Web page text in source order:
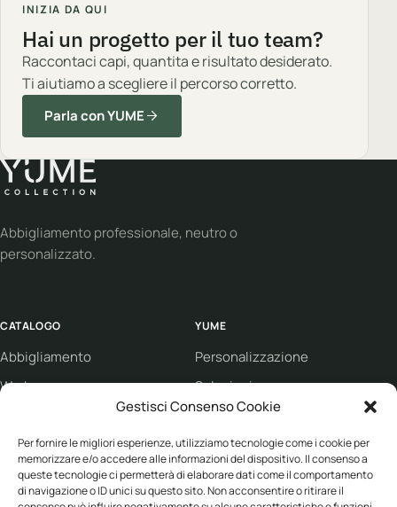
Gestisci Consenso Cookie
Per fornire le migliori esperienze, utilizziamo tecnologie come i cookie per
memorizzare e/o accedere alle informazioni del dispositivo. Il consenso a
queste tecnologie ci permetterà di elaborare dati come il comportamento
di navigazione o ID unici su questo sito. Non acconsentire o ritirare il
INIZIA DA QUI
Hai un progetto per il tuo team?
Raccontaci capi, quantita e risultato desiderato.
Ti aiutiamo a scegliere il percorso corretto.
Parla con YUME
Abbigliamento professionale, neutro o
personalizzato.
CATALOGO
Abbigliamento
Workwear
Eco collection
Brand
YUME
Personalizzazione
Soluzioni
Supporto
Condizioni di vendita